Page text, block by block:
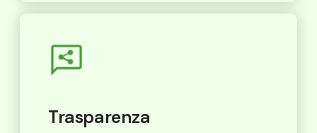
Trasparenza